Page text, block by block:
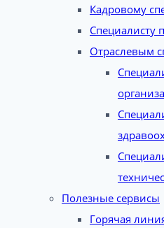
Кадровому
Специалисту
Отраслевым
Полезные сервисы
Горячая